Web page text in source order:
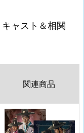
ャスト＆相関
関連商品